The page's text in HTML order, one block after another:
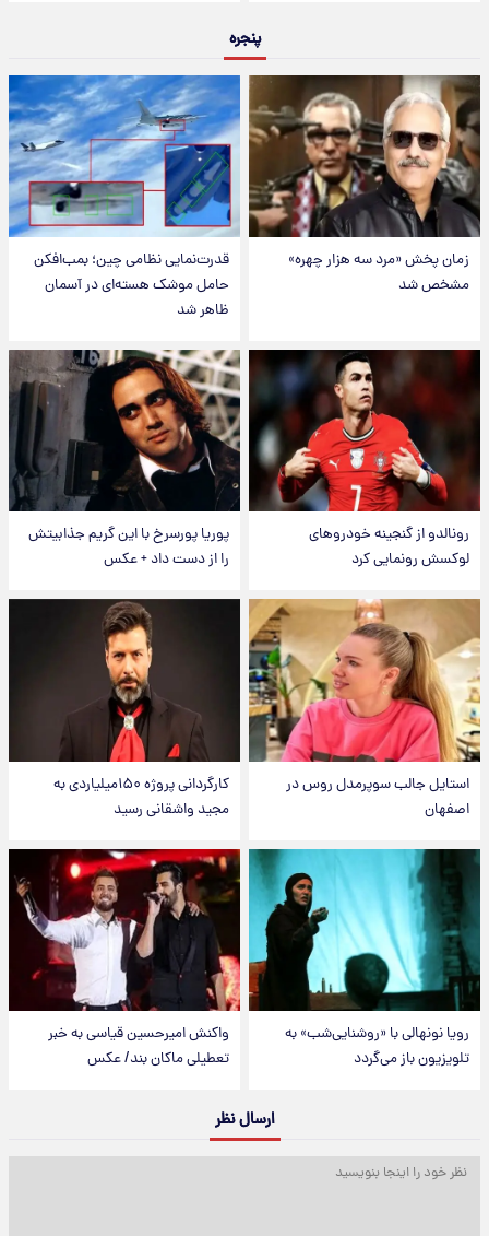
پنجره
زمان پخش «مرد سه هزار چهره»
مشخص شد
قدرت‌نمایی نظامی چین؛ بمب‌افکن
حامل موشک هسته‌ای در آسمان
ظاهر شد
رونالدو از گنجینه خودروهای
لوکسش رونمایی کرد
پوریا پورسرخ با این گریم جذابیتش
را از دست داد + عکس
استایل جالب سوپرمدل روس در
اصفهان
کارگردانی پروژه ۱۵۰میلیاردی به
مجید واشقانی رسید
رویا نونهالی با «روشنایی‌شب» به
تلویزیون باز می‌گردد
واکنش امیرحسین قیاسی به خبر
تعطیلی ماکان بند/ عکس
ارسال نظر